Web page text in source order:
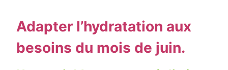
Adapter l’hydratation aux
besoins du mois de juin.